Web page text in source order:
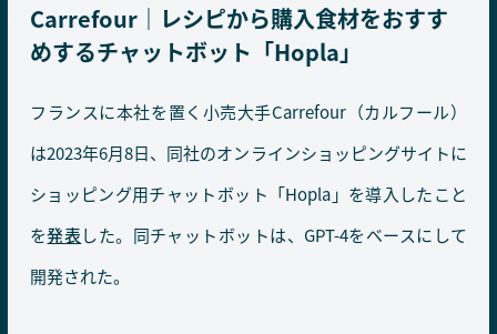
Carrefour｜レシピから購入食材をおすす
めするチャットボット「Hopla」
フランスに本社を置く小売大手Carrefour（カルフール）
は2023年6月8日、同社のオンラインショッピングサイトに
ショッピング用チャットボット「Hopla」を導入したこと
を発表した。同チャットボットは、GPT-4をベースにして
開発された。